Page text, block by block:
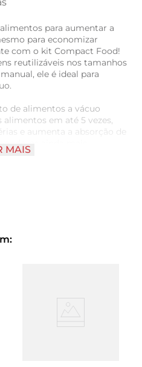
para aumentar a
para economizar
com o kit Compact Food!
reutilizáveis nos tamanhos
ele é ideal para
de alimentos a vácuo
em até 5 vezes,
e aumenta a absorção de
os ainda mais
x 34cm comprimento
MAIS